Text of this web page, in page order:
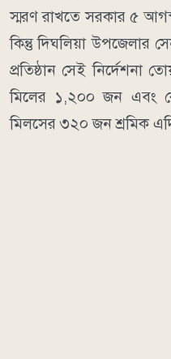
স্মরণ রাখতে সরকার ৫
কিন্তু দিঘলিয়া উপজেলার
প্রতিষ্ঠান সেই নির্দেশনা
মিলের ১,২০০ জন এবং
মিলসের ৩২০ জন শ্রমিক